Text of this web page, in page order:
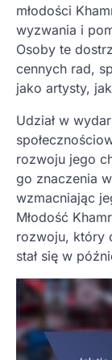
młodości
wyzwania i
Osoby te
cennych rad,
jako artysty,
Udział w
rozwoju jego
go znaczenia
wzmacniając
Młodość
rozwoju, który
stał się w